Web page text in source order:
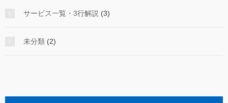
サービス一覧・3行解説 (3)
未分類 (2)